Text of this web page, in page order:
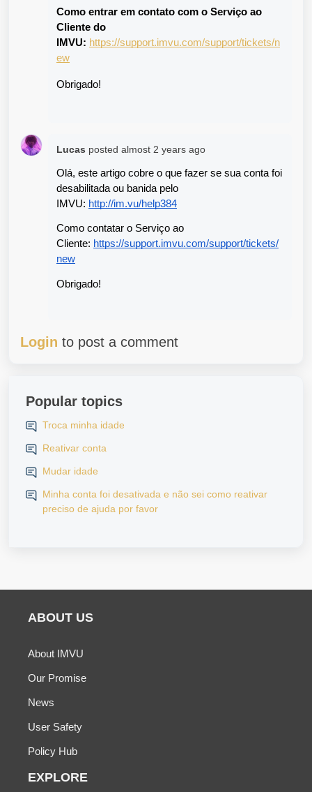
Como entrar em contato com o Serviço ao
Cliente do
IMVU: https://support.imvu.com/support/tickets/n
ew
Obrigado!
Lucas posted almost 2 years ago
Olá, este artigo cobre o que fazer se sua conta foi
desabilitada ou banida pelo
IMVU: http://im.vu/help384
Como contatar o Serviço ao
Cliente: https://support.imvu.com/support/tickets/
new
Obrigado!
Login to post a comment
Popular topics
Troca minha idade
Reativar conta
Mudar idade
Minha conta foi desativada e não sei como reativar
preciso de ajuda por favor
ABOUT US
About IMVU
Our Promise
News
User Safety
Policy Hub
EXPLORE